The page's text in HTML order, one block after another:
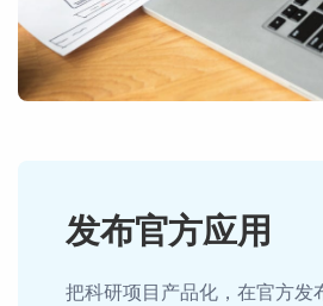
发布官方应用
把科研项目产品化，在官方发